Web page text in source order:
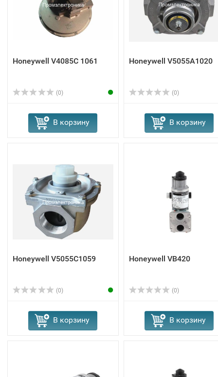
Honeywell V4085C 1061
(0)
В корзину
Honeywell V5055A1020
(0)
В корзину
Honeywell V5055C1059
(0)
В корзину
Honeywell VB420
(0)
В корзину